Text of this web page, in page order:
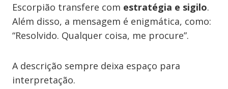
Escorpião transfere com estratégia e sigilo.
Além disso, a mensagem é enigmática, como:
“Resolvido. Qualquer coisa, me procure”.
A descrição sempre deixa espaço para
interpretação.